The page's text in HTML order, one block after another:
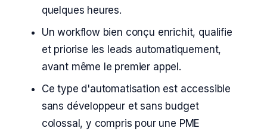
quelques heures.
Un workflow bien conçu enrichit, qualifie
et priorise les leads automatiquement,
avant même le premier appel.
Ce type d'automatisation est accessible
sans développeur et sans budget
colossal, y compris pour une PME